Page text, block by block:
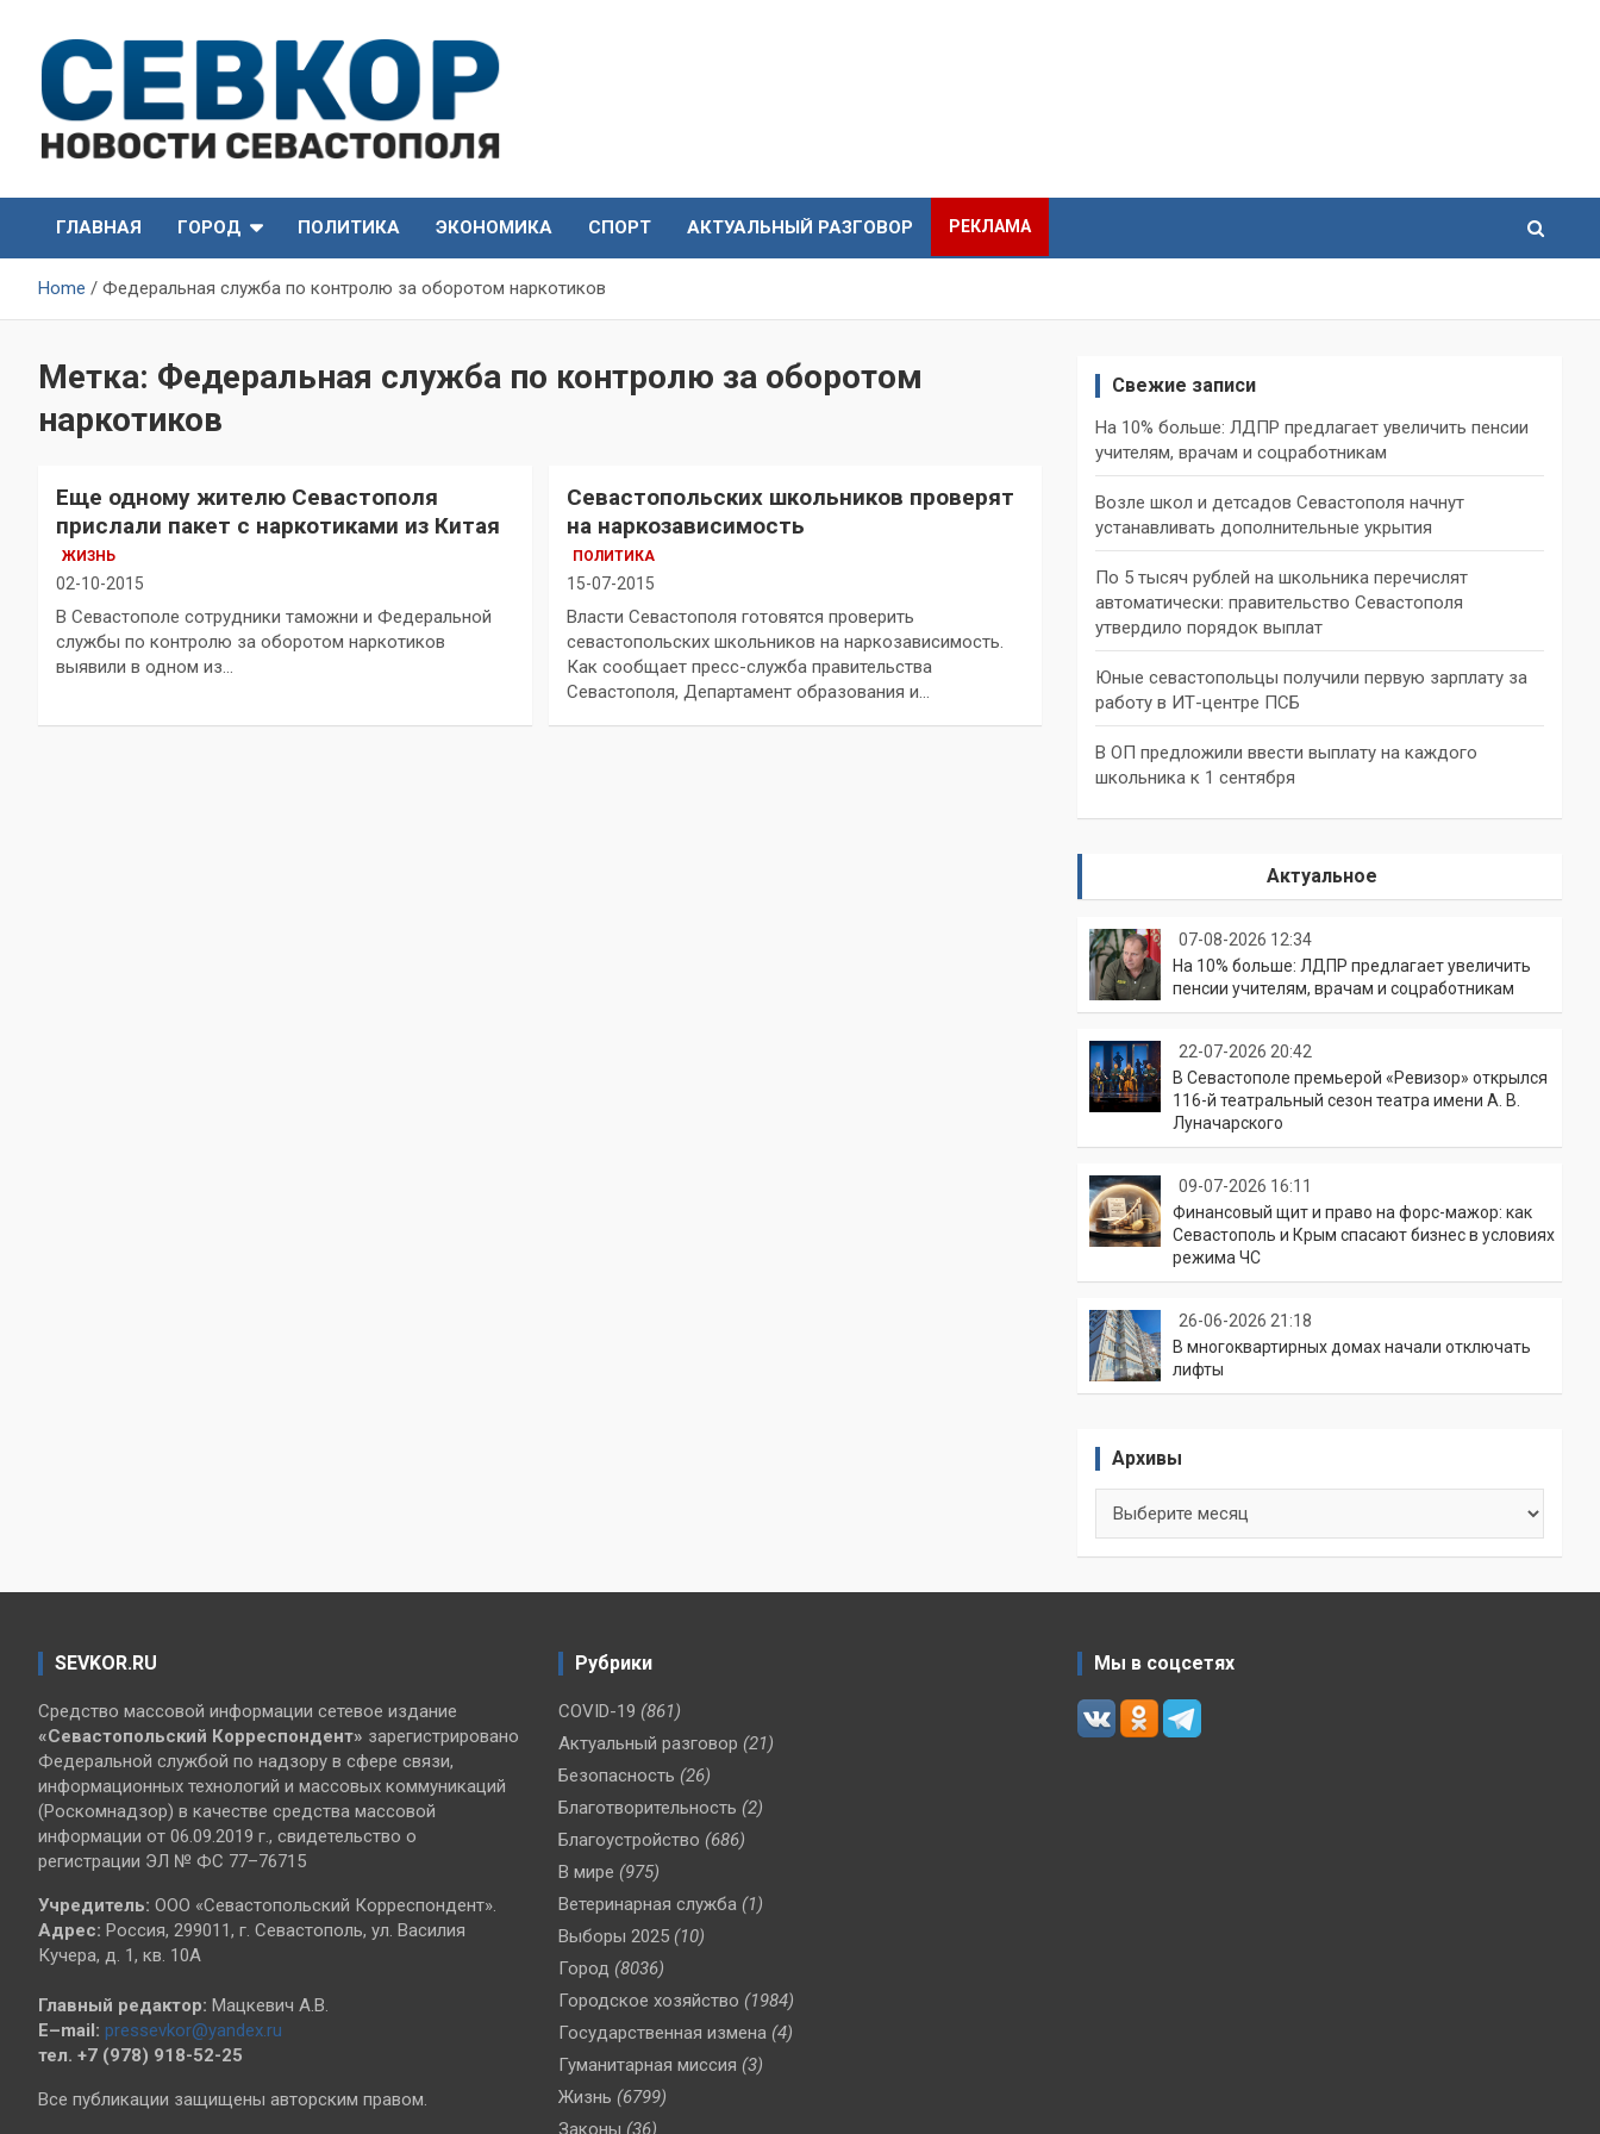
content
СевКор — Новости
Севастополя
Севастополя
ГЛАВНАЯ
ГОРОД ПОЛИТИКА ЭКОНОМИКА СПОРТ АКТУАЛЬНЫЙ РАЗГОВОР РЕКЛАМА
Home Федеральная служба по контролю за оборотом наркотиков
Метка: Федеральная служба по контролю за оборотом
наркотиков
Еще одному жителю Севастополя
прислали пакет с наркотиками из Китая
ЖИЗНЬ
02-10-2015
В Севастополе сотрудники таможни и Федеральной
службы по контролю за оборотом наркотиков
выявили в одном из…
Севастопольских школьников проверят
на наркозависимость
ПОЛИТИКА
15-07-2015
Власти Севастополя готовятся проверить
севастопольских школьников на наркозависимость.
Как сообщает пресс-служба правительства
Севастополя, Департамент образования и…
Свежие записи
На 10% больше: ЛДПР предлагает увеличить пенсии
учителям, врачам и соцработникам
Возле школ и детсадов Севастополя начнут
устанавливать дополнительные укрытия
По 5 тысяч рублей на школьника перечислят
автоматически: правительство Севастополя
утвердило порядок выплат
Юные севастопольцы получили первую зарплату за
работу в ИТ-центре ПСБ
В ОП предложили ввести выплату на каждого
школьника к 1 сентября
Актуальное
07-08-2026 12:34
На 10% больше: ЛДПР предлагает увеличить
пенсии учителям, врачам и соцработникам
22-07-2026 20:42
В Севастополе премьерой «Ревизор» открылся
116-й театральный сезон театра имени А. В.
Луначарского
09-07-2026 16:11
Финансовый щит и право на форс-мажор: как
Севастополь и Крым спасают бизнес в условиях
режима ЧС
26-06-2026 21:18
В многоквартирных домах начали отключать
лифты
Архивы
SEVKOR.RU
Средство массовой информации сетевое издание
«Севастопольский Корреспондент» зарегистрировано
Федеральной службой по надзору в сфере связи,
информационных технологий и массовых коммуникаций
(Роскомнадзор) в качестве средства массовой
информации от 06.09.2019 г., свидетельство о
регистрации ЭЛ № ФС 77–76715
Учредитель: ООО «Севастопольский Корреспондент».
Адрес: Россия, 299011, г. Севастополь, ул. Василия
Кучера, д. 1, кв. 10А
Главный редактор: Мацкевич А.В.
E–mail: pressevkor@yandex.ru
тел. +7 (978) 918-52-25
Все публикации защищены авторским правом.
Рубрики
COVID-19 (861)
Актуальный разговор (21)
Безопасность (26)
Благотворительность (2)
Благоустройство (686)
В мире (975)
Ветеринарная служба (1)
Выборы 2025 (10)
Город (8036)
Городское хозяйство (1984)
Государственная измена (4)
Гуманитарная миссия (3)
Жизнь (6799)
Законы (36)
Мы в соцсетях